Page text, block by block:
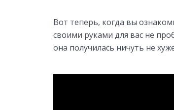
Вот теперь, когда вы
своими руками для вас не
она получилась ничуть не